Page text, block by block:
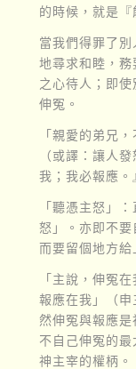
的時候，就是『
當我們得罪了
地尋求和睦，
之心待人；即
伸冤。
「親愛的弟兄
（或譯：讓人
我；我必報應。
「聽憑主怒」
怒」。亦即不要
而要留個地方給
「主說，伸冤
報應在我」（
然伸冤與報應
不自己伸冤的
神主宰的權柄。